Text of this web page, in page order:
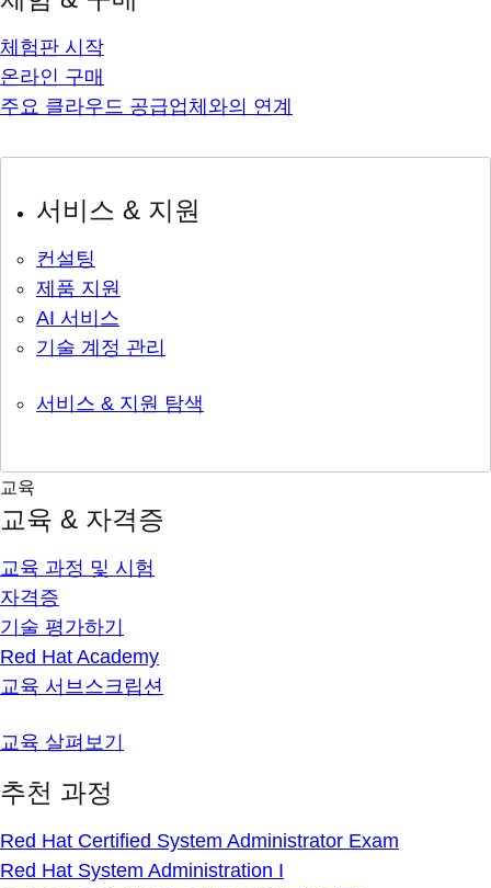
체험판 시작
온라인 구매
주요 클라우드 공급업체와의 연계
서비스 & 지원
컨설팅
제품 지원
AI 서비스
기술 계정 관리
서비스 & 지원 탐색
교육
교육 & 자격증
교육 과정 및 시험
자격증
기술 평가하기
Red Hat Academy
교육 서브스크립션
교육 살펴보기
추천 과정
Red Hat Certified System Administrator Exam
Red Hat System Administration I